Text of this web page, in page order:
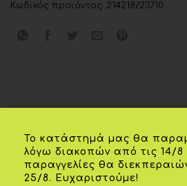
Κωδικός προϊόντος: 214218/23710
ΗΛΙΚΊΑ 02 ετών,03 ετών,
06 ετών
Το κατάστημά μας θα
λόγω διακοπών από τις 14/8
παραγγελίες θα
25/8. Ευχαριστούμε!